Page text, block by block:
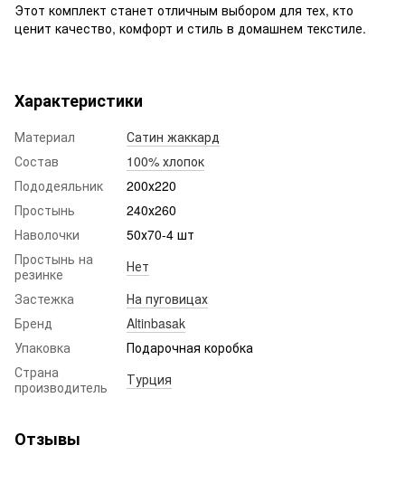
Этот комплект станет отличным выбором для тех, кто
ценит качество, комфорт и стиль в домашнем текстиле.
Характеристики
Материал
Сатин жаккард
Состав
100% хлопок
Пододеяльник
200х220
Простынь
240х260
Наволочки
50х70-4 шт
Простынь на
резинке
Нет
Застежка
На пуговицах
Бренд
Altinbasak
Упаковка
Подарочная коробка
Страна
производитель
Турция
Отзывы